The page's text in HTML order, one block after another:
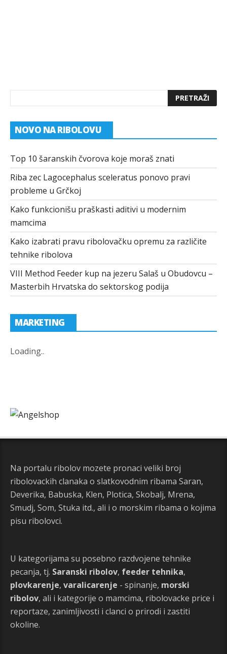
NOVO NA RIBOLOVU
Top 10 šaranskih čvorova koje moraš znati
Riba zec Lagocephalus sceleratus ponovo pravi
probleme u Grčkoj
Kako funkcionišu praškasti aditivi u modernim
mamcima
Kako izabrati pravu ribolovačku opremu za različite
tehnike ribolova
VIII Method Feeder kup na jezeru Salaš u Obudovcu –
Masterbih Hrvatska do sektorskog podija
MARKETING
Loading...
Na portalu ribolov mozete pronaci veliki broj
ribolovackih clanaka o slatkovodnim ribama Saran,
Deverika, Babuska, Klen, Plotica, Skobalj, Mrena,
Smudj, Som, Stuka itd., ali i o morskim ribama o kojima
pisu ribolovci.
U kategorijama su posebno razdvojene tehnike
pecanja, tj. Saranski ribolov, feeder tehnika,
plovkarenje, varalicarenje - spinanje, morski
ribolov, ali i kategorije o mamcima, ribolovacke price i
reportaze, zanimljivosti i clanci o prirodi i zastiti
okoline.